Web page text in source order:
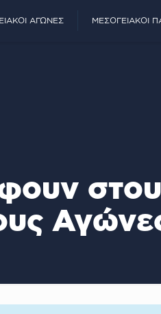
ΑΓΏΝΕΣ ΜΕΣΟΓΕΙΑΚΟΊ